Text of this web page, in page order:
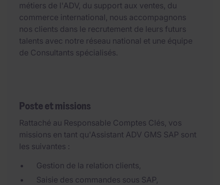
métiers de l'ADV, du support aux ventes, du
commerce international, nous accompagnons
nos clients dans le recrutement de leurs futurs
talents avec notre réseau national et une équipe
de Consultants spécialisés.
Poste et missions
Rattaché au Responsable Comptes Clés, vos
missions en tant qu'Assistant ADV GMS SAP sont
les suivantes :
Gestion de la relation clients,
Saisie des commandes sous SAP,